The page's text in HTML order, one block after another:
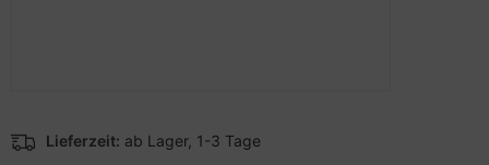
Lieferzeit: ab Lager, 1-3 Tage
Mobiltelefone